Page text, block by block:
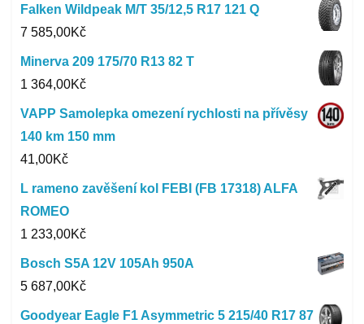
Falken Wildpeak M/T 35/12,5 R17 121 Q
7 585,00Kč
Minerva 209 175/70 R13 82 T
1 364,00Kč
VAPP Samolepka omezení rychlosti na přívěsy
140 km 150 mm
41,00Kč
L rameno zavěšení kol FEBI (FB 17318) ALFA
ROMEO
1 233,00Kč
Bosch S5A 12V 105Ah 950A
5 687,00Kč
Goodyear Eagle F1 Asymmetric 5 215/40 R17 87